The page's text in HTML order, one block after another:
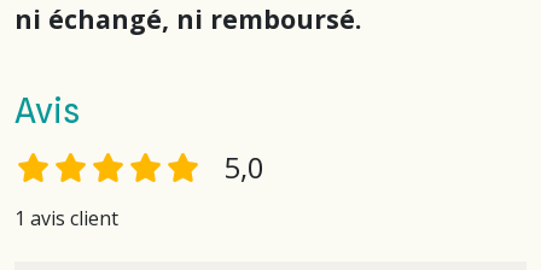
ni échangé, ni remboursé.
Avis
5,0
1 avis client